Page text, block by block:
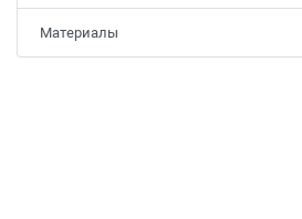
Материалы